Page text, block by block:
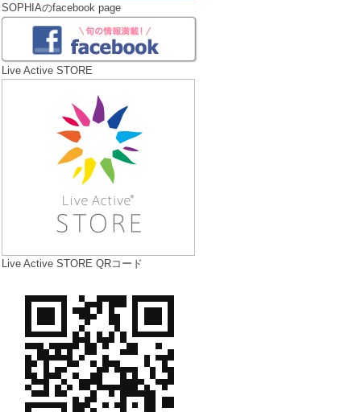
SOPHIAのfacebook page
Live Active STORE
Live Active STORE QRコード